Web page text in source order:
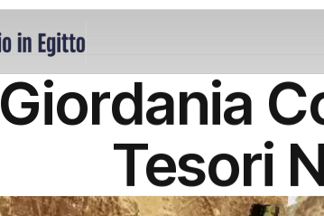
Giordania
Tesori